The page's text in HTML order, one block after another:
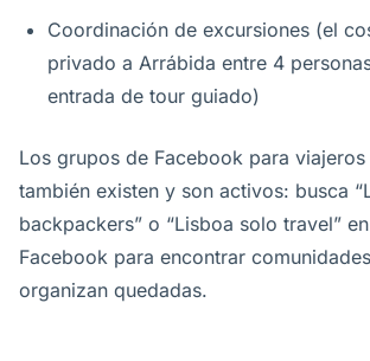
Coordinación de excursiones (el
privado a Arrábida entre 4
entrada de tour guiado)
Los grupos de Facebook para
también existen y son activos: busca
backpackers” o “Lisboa solo travel”
Facebook para encontrar
organizan quedadas.